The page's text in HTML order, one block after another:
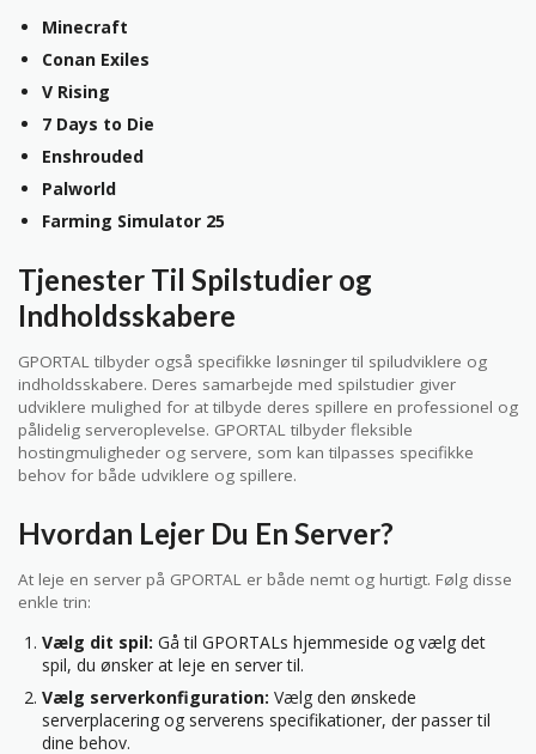
Minecraft
Conan Exiles
V Rising
7 Days to Die
Enshrouded
Palworld
Farming Simulator 25
Tjenester Til Spilstudier og
Indholdsskabere
GPORTAL tilbyder også specifikke løsninger til spiludviklere og
indholdsskabere. Deres samarbejde med spilstudier giver
udviklere mulighed for at tilbyde deres spillere en professionel og
pålidelig serveroplevelse. GPORTAL tilbyder fleksible
hostingmuligheder og servere, som kan tilpasses specifikke
behov for både udviklere og spillere.
Hvordan Lejer Du En Server?
At leje en server på GPORTAL er både nemt og hurtigt. Følg disse
enkle trin:
Vælg dit spil: Gå til GPORTALs hjemmeside og vælg det
spil, du ønsker at leje en server til.
Vælg serverkonfiguration: Vælg den ønskede
serverplacering og serverens specifikationer, der passer til
dine behov.